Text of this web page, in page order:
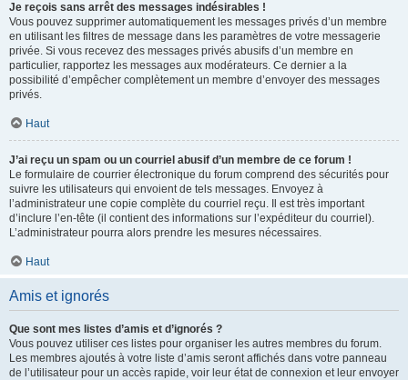
Je reçois sans arrêt des messages indésirables !
Vous pouvez supprimer automatiquement les messages privés d’un membre
en utilisant les filtres de message dans les paramètres de votre messagerie
privée. Si vous recevez des messages privés abusifs d’un membre en
particulier, rapportez les messages aux modérateurs. Ce dernier a la
possibilité d’empêcher complètement un membre d’envoyer des messages
privés.
Haut
J’ai reçu un spam ou un courriel abusif d’un membre de ce forum !
Le formulaire de courrier électronique du forum comprend des sécurités pour
suivre les utilisateurs qui envoient de tels messages. Envoyez à
l’administrateur une copie complète du courriel reçu. Il est très important
d’inclure l’en-tête (il contient des informations sur l’expéditeur du courriel).
L’administrateur pourra alors prendre les mesures nécessaires.
Haut
Amis et ignorés
Que sont mes listes d’amis et d’ignorés ?
Vous pouvez utiliser ces listes pour organiser les autres membres du forum.
Les membres ajoutés à votre liste d’amis seront affichés dans votre panneau
de l’utilisateur pour un accès rapide, voir leur état de connexion et leur envoyer